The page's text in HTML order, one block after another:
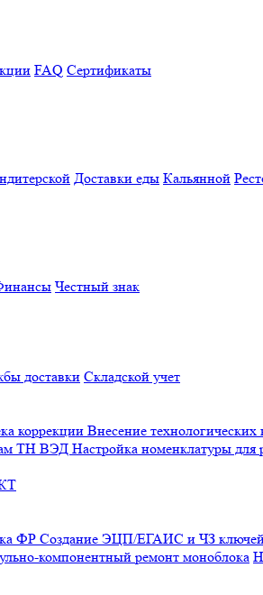
FAQ Сертификаты
Доставки еды Кальянной
Честный знак
доставки Складской учет
коррекции Внесение технологических
ТН ВЭД Настройка номенклатуры
ФР Создание ЭЦП/ЕГАИС и ЧЗ
компонентный ремонт моноблока